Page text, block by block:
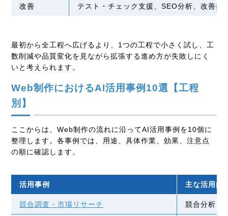
改善 テスト・チェック支援、SEO分析、改善提
最初から全工程へ広げるより、1つの工程で小さく試し、工
数削減や品質変化を見ながら拡張する進め方が失敗しにく
いと考えられます。
Web制作におけるAI活用事例10選【工程
別】
ここからは、Web制作の流れに沿ってAI活用事例を10個に
整理します。各事例では、用途、具体作業、効果、注意点
の順に確認します。
活用事例 主な活用内
競合調査・市場リサーチ 競合分析、